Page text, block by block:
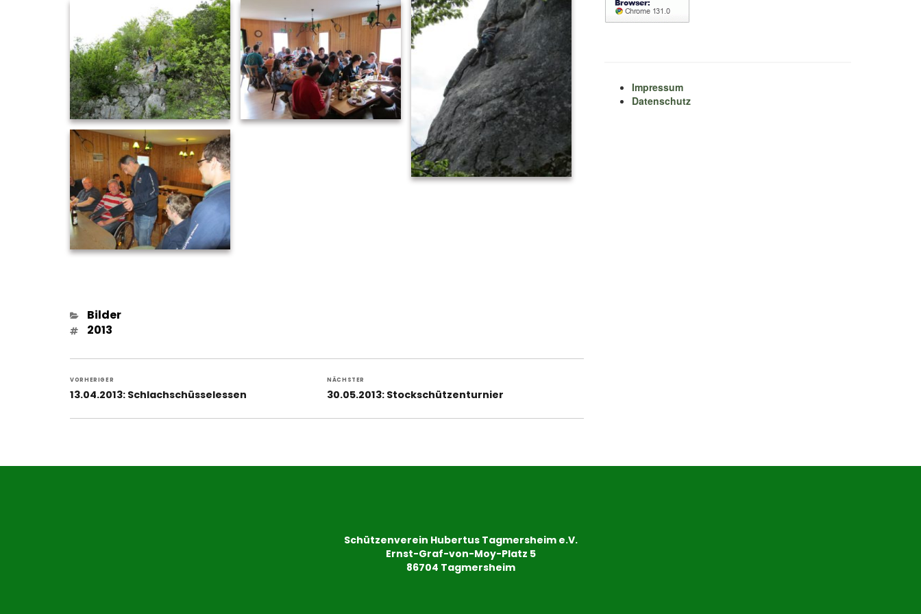
Kategorien
Bilder
Schlagwörter
2013
VORHERIGER
Vorheriger
13.04.2013: Schlachschüsselessen
NÄCHSTER
Nächster
30.05.2013: Stockschützenturnier
Impressum
Datenschutz
Schützenverein Hubertus Tagmersheim e.V.
Ernst-Graf-von-Moy-Platz 5
86704 Tagmersheim